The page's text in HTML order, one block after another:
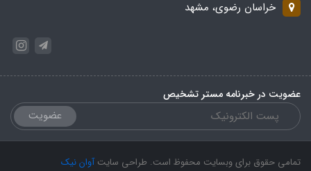
خراسان رضوی، مشهد
عضویت در خبرنامه مستر تشخیص
عضویت
تمامی حقوق برای وبسایت محفوظ است. طراحی سایت آوان نیک